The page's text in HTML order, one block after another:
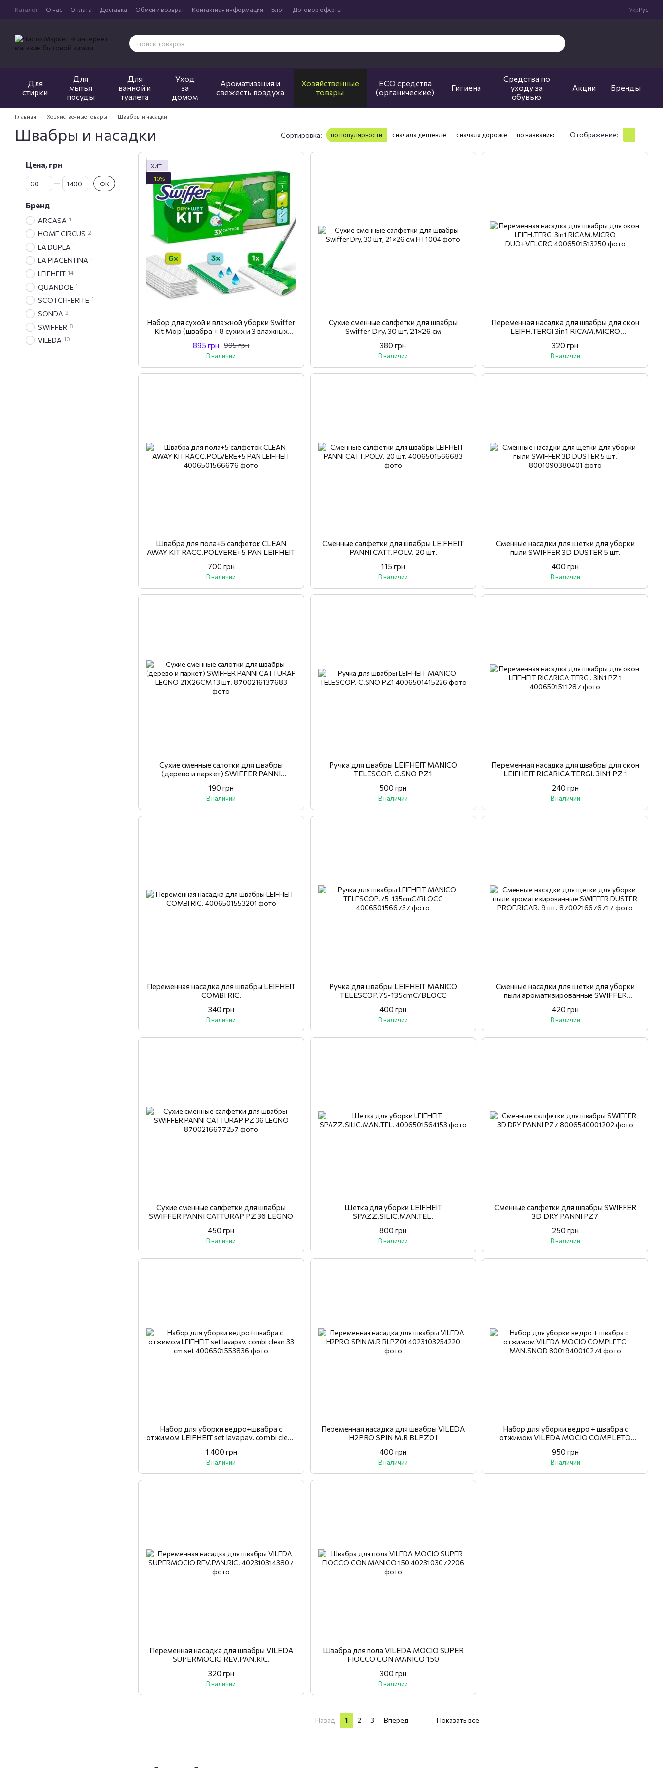
Перейти к основному контенту
Каталог О нас Оплата Доставка Обмен и возврат Контактная информация Блог Договор оферты УкрРус
Для
стирки
Для
мытья
посуды
Для
ванной и
туалета
Уход
за
домом
Ароматизация и
свежесть воздуха
Хозяйственные
товары
ECO средства
(органические)
Гигиена
Средства по
уходу за
обувью
Акции Бренды
Главная Хозяйственные товары Швабры и насадки
Швабры и насадки Сортировка: по популярности сначала дешевле сначала дороже по названию Отображение:
ХИТ
−10%
Набор для сухой и влажной уборки Swiffer
Kit Mop (швабра + 8 сухих и 3 влажных
995 грн
895 грн
В наличии
Сухие сменные салфетки для швабры
Swiffer Dry, 30 шт, 21×26 см
380 грн
В наличии
Переменная насадка для швабры для окон
LEIFH.TERGI 3in1 RICAM.MICRO
320 грн
В наличии
Швабра для пола+5 салфеток CLEAN
AWAY KIT RACC.POLVERE+5 PAN LEIFHEIT
700 грн
В наличии
Сменные салфетки для швабры LEIFHEIT
PANNI CATT.POLV. 20 шт.
115 грн
В наличии
Сменные насадки для щетки для уборки
пыли SWIFFER 3D DUSTER 5 шт.
400 грн
В наличии
Сухие сменные салотки для швабры
(дерево и паркет) SWIFFER PANNI
190 грн
В наличии
Ручка для швабры LEIFHEIT MANICO
TELESCOP. C.SNO PZ1
500 грн
В наличии
Переменная насадка для швабры для окон
LEIFHEIT RICARICA TERGI. 3IN1 PZ 1
240 грн
В наличии
Переменная насадка для швабры LEIFHEIT
COMBI RIC.
340 грн
В наличии
Ручка для швабры LEIFHEIT MANICO
TELESCOP.75-135cmC/BLOCC
400 грн
В наличии
Сменные насадки для щетки для уборки
пыли ароматизированные SWIFFER
420 грн
В наличии
Сухие сменные салфетки для швабры
SWIFFER PANNI CATTURAP PZ 36 LEGNO
450 грн
В наличии
Щетка для уборки LEIFHEIT
SPAZZ.SILIC.MAN.TEL.
800 грн
В наличии
Сменные салфетки для швабры SWIFFER
3D DRY PANNI PZ7
250 грн
В наличии
Набор для уборки ведро+швабра с
отжимом LEIFHEIT set lavapav. combi clean
1 400 грн
В наличии
Переменная насадка для швабры VILEDA
H2PRO SPIN M.R BLPZ01
400 грн
В наличии
Набор для уборки ведро + швабра с
отжимом VILEDA MOCIO COMPLETO
950 грн
В наличии
Переменная насадка для швабры VILEDA
SUPERMOCIO REV.PAN.RIC.
320 грн
В наличии
Швабра для пола VILEDA MOCIO SUPER
FIOCCO CON MANICO 150
300 грн
В наличии
Назад 1 2 3 Вперед Показать все
Цена, грн
От Цена, грн
До Цена, грн OK
Бренд
ARCASA 1
HOME CIRCUS 2
LA DUPLA 1
LA PIACENTINA 1
LEIFHEIT 14
QUANDOE 1
SCOTCH-BRITE 1
SONDA 2
SWIFFER 8
VILEDA 10